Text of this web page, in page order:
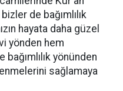
de bağımlılık
hayata daha güzel
yönden hem
yönünden
sağlamaya